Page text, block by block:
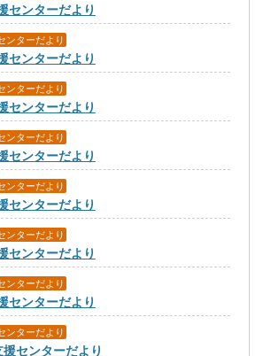
ンターだより
ンターだより
ンターだより
ンターだより
ンターだより
ンターだより
ンターだより
ンターだより
ンターだより
ンターだより
ンターだより
ンターだより
ンターだより
ンターだより
センターだより